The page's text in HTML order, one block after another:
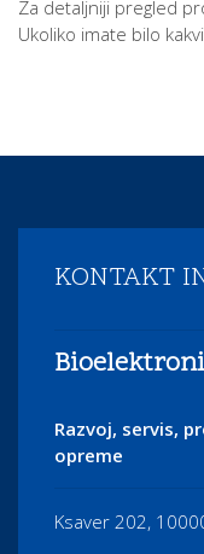
Za detaljniji pregled
Ukoliko imate bilo
KONTAKT
Razvoj, servis,
opreme
Ksaver 202,